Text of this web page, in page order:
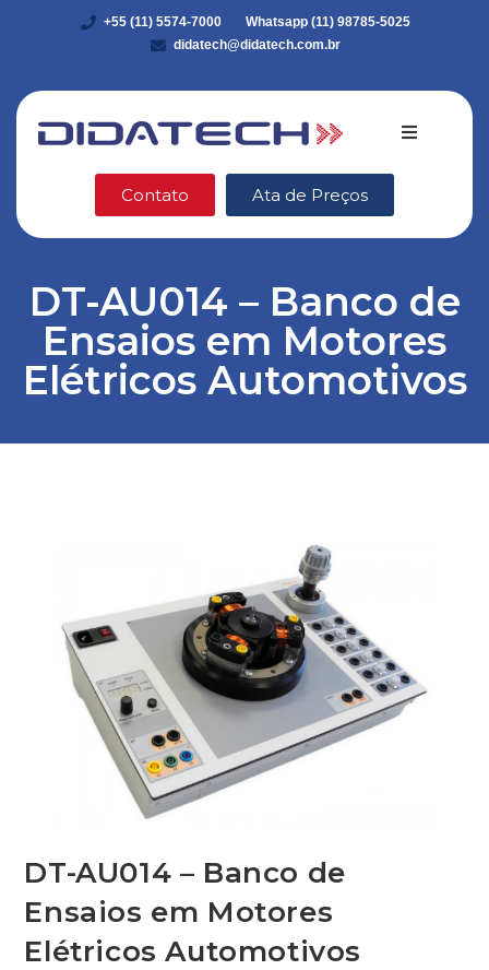
+55 (11) 5574-7000
Whatsapp (11) 98785-5025
didatech@didatech.com.br
Quem
DidaStore
VEX Robotics
Contato Ata de Preços
DT-AU014 – Banco de
Ensaios em Motores
Elétricos Automotivos
DT-AU014 – Banco de
Ensaios em Motores
Elétricos Automotivos